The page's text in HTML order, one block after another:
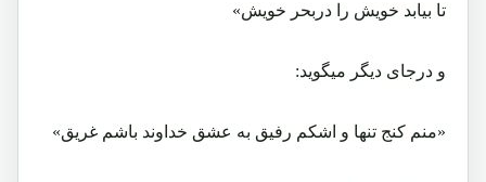
تا بیابد خویش را دربحر خویش»
و درجای دیگر میگوید:
«منم کنج تنها و اشکم رفیق به عشق خداوند باشم غریق»